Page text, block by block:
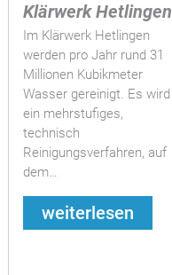
Klärwerk Hetlingen
Im Klärwerk Hetlingen
werden pro Jahr rund 31
Millionen Kubikmeter
Wasser gereinigt. Es wird
ein mehrstufiges,
technisch
Reinigungsverfahren, auf
dem…
weiterlesen